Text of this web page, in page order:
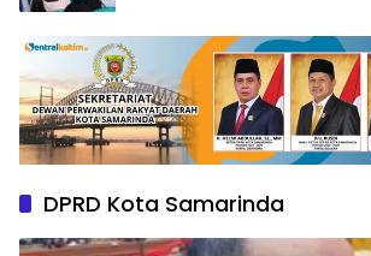
DPRD Kota Samarinda